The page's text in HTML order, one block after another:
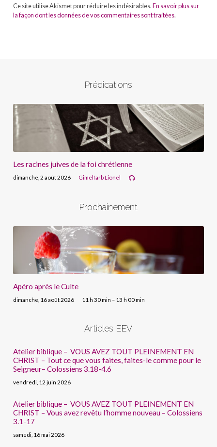
Ce site utilise Akismet pour réduire les indésirables.En savoir plus sur
la façon dont les données de vos commentaires sont traitées.
Prédications
Les racines juives de la foi chrétienne
dimanche, 2 août 2026 Gimelfarb Lionel
Prochainement
Apéro après le Culte
dimanche, 16 août 2026 11 h 30 min – 13 h 00 min
Articles EEV
Atelier biblique – VOUS AVEZ TOUT PLEINEMENT EN
CHRIST – Tout ce que vous faites, faites-le comme pour le
Seigneur– Colossiens 3.18-4.6
vendredi, 12 juin 2026
Atelier biblique – VOUS AVEZ TOUT PLEINEMENT EN
CHRIST – Vous avez revêtu l’homme nouveau – Colossiens
3.1-17
samedi, 16 mai 2026